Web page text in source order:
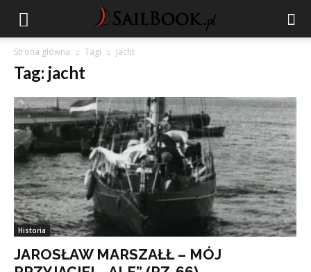
Strona główna Tagi Jacht
Tag: jacht
Historia
JAROSŁAW MARSZAŁŁ – MÓJ